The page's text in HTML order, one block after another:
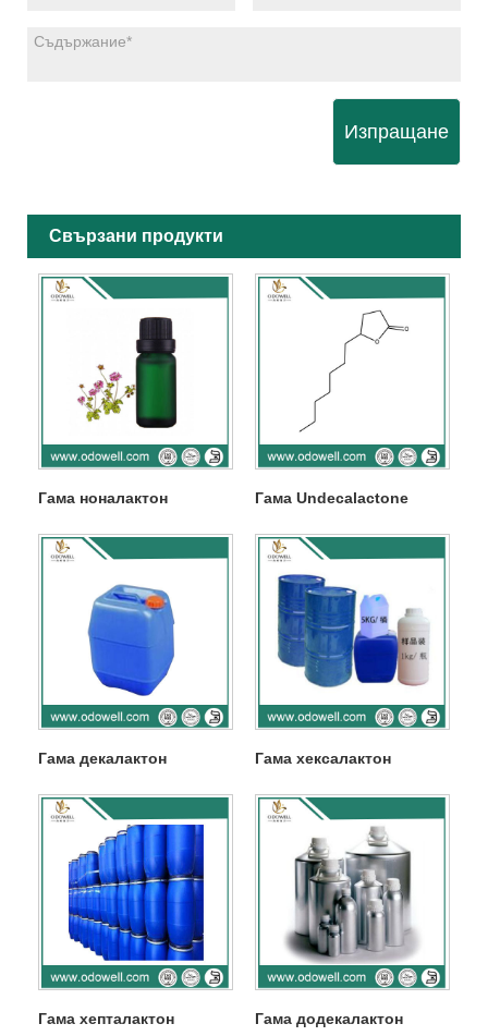
Изпращане
Свързани продукти
Гама ноналактон Гама Undecalactone
Гама декалактон Гама хексалактон
Гама хепталактон Гама додекалактон